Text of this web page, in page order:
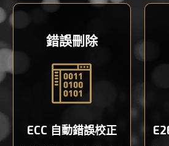
錯誤刪除
ECC 自動錯誤校正